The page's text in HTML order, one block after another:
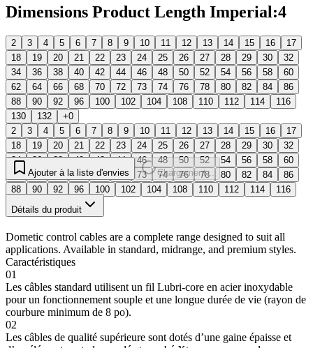
Dimensions Product Length Imperial:4
2 3 4 5 6 7 8 9 10 11 12 13 14 15 16
17
18
19 20 21 22 23 24 25 26 27 28 29 30
32
34
36 38 40 42 44 46 48 50 52 54 56 58
60
62
64 66 68 70 72 73 74 76 78 80 82 84
86
88
90 92 96 100 102 104 108 110 112 114
116
130
132
+0
2
3 4 5 6 7 8 9 10 11 12 13 14 15 16
17
18
19 20 21 22 23 24 25 26 27 28 29 30
32
34
36 38 40 42 44 46 48 50 52 54 56 58
60
62
64 66 68 70 72 73 74 76 78 80 82 84
86
88
90 92 96 100 102 104 108 110 112 114
116
130
132
Ajouter à la liste d'envies Chargement...
Détails du produit
Dometic control cables are a complete range designed to suit all
applications. Available in standard, midrange, and premium styles.
Caractéristiques
01
Les câbles standard utilisent un fil Lubri-core en acier inoxydable
pour un fonctionnement souple et une longue durée de vie (rayon de
courbure minimum de 8 po).
02
Les câbles de qualité supérieure sont dotés d’une gaine épaisse et